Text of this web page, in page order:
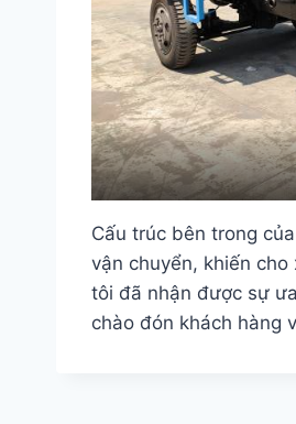
Cấu trúc bên trong
vận chuyển, khiến
tôi đã nhận được sự
chào đón khách hàng